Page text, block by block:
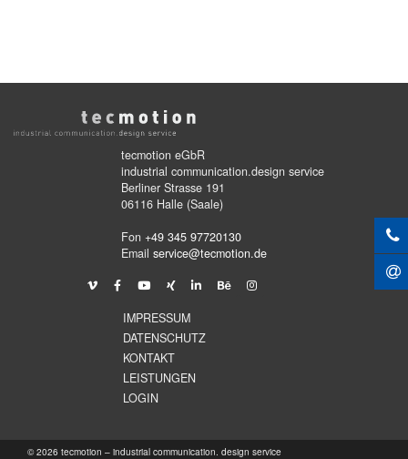
tecmotion eGbR
industrial communication.design service
Berliner Strasse 191
06116 Halle (Saale)
Fon +49 345 97720130
Email service@tecmotion.de
IMPRESSUM
DATENSCHUTZ
KONTAKT
LEISTUNGEN
LOGIN
© 2026 tecmotion – industrial communication. design service